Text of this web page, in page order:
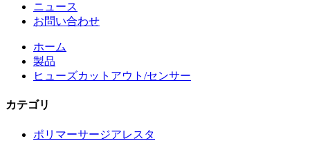
ニュース
お問い合わせ
ホーム
製品
ヒューズカットアウト/センサー
カテゴリ
ポリマーサージアレスタ